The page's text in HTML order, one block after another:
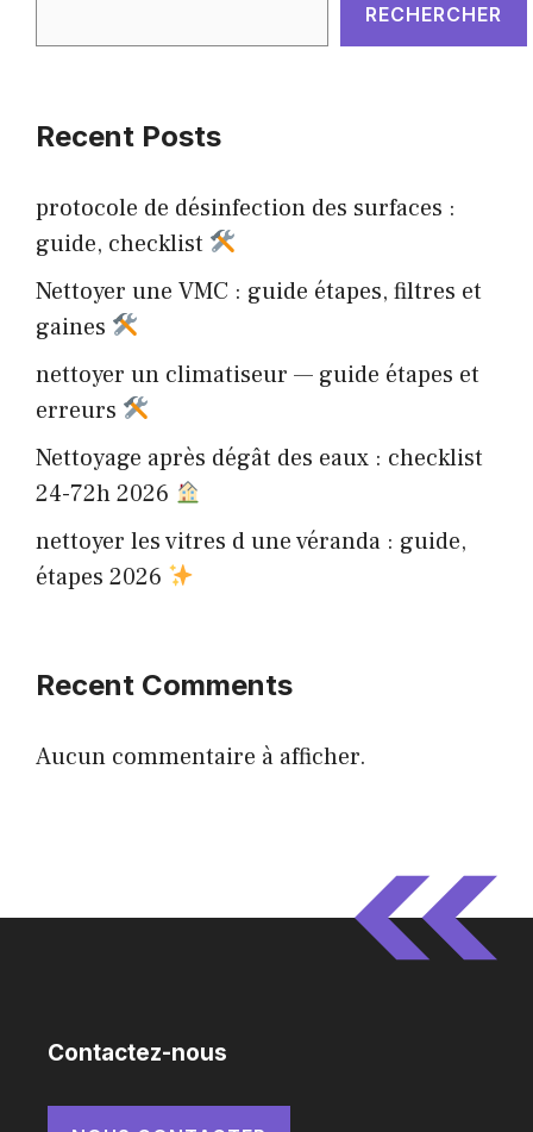
RECHERCHER
Recent Posts
protocole de désinfection des surfaces :
guide, checklist
Nettoyer une VMC : guide étapes, filtres et
gaines
nettoyer un climatiseur — guide étapes et
erreurs
Nettoyage après dégât des eaux : checklist
24-72h 2026
nettoyer les vitres d une véranda : guide,
étapes 2026
Recent Comments
Aucun commentaire à afficher.
Contactez-nous